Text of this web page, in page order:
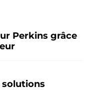
Perkins grâce
solutions